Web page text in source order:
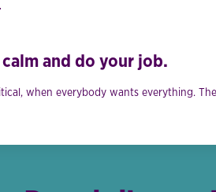
and do your job.
when everybody wants everything.